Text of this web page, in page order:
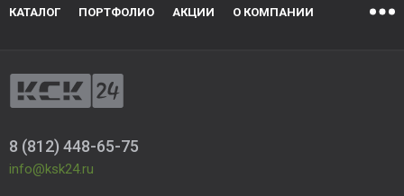
КАТАЛОГ ПОРТФОЛИО АКЦИИ О КОМПАНИИ
8 (812) 448-65-75
info@ksk24.ru